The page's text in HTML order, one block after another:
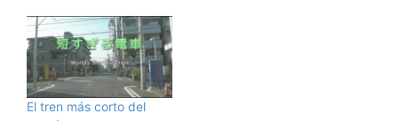
este que incluyo de
Garret Murray. Visto en
ALT1040 gracias a una
nota de Joan Planas.
El tren más corto del